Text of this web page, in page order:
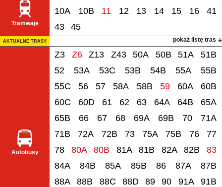
Tramwaje
10A
10B 11 12 13 14 15 16
41
43
45
pokaż listę tras
AKTUALNE TRASY
Autobusy
Z3 Z6 Z13 Z43 50A 50B 51A
51B
52
53A 53C 53B 54B 55A
55B
55C
56 57 58A 58B 59 60A
60B
60C
60D 61 62 63 64A 64B
65A
65B
66 67 68 69A 69B 70
71A
71B
72A 72B 73 75A 75B 76
77
78
80A 80B 81A 81B 82A 82B
83
84A
84B 85A 85B 86 87A
87B
88A
88B 88C 88D 89 90 91A
91B